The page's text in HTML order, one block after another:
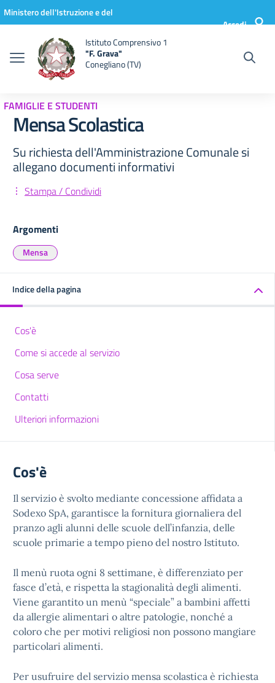
Vai ai contenuti
Vai al menu di navigazione
Vai al footer
Ministero dell'Istruzione e del
Accedi
Istituto Comprensivo 1
"F. Grava"
Conegliano (TV)
FAMIGLIE E STUDENTI
Mensa Scolastica
Su richiesta dell'Amministrazione Comunale si
allegano documenti informativi
Stampa / Condividi
Argomenti
Mensa
Indice della pagina
Cos'è
Come si accede al servizio
Cosa serve
Contatti
Ulteriori informazioni
Cos'è
Il servizio è svolto mediante concessione affidata a
Sodexo SpA, garantisce la fornitura giornaliera del
pranzo agli alunni delle scuole dell’infanzia, delle
scuole primarie a tempo pieno del nostro Istituto.
Il menù ruota ogni 8 settimane, è differenziato per
fasce d’età, e rispetta la stagionalità degli alimenti.
Viene garantito un menù “speciale” a bambini affetti
da allergie alimentari o altre patologie, nonché a
coloro che per motivi religiosi non possono mangiare
particolari alimenti.
Per usufruire del servizio mensa scolastica è richiesta